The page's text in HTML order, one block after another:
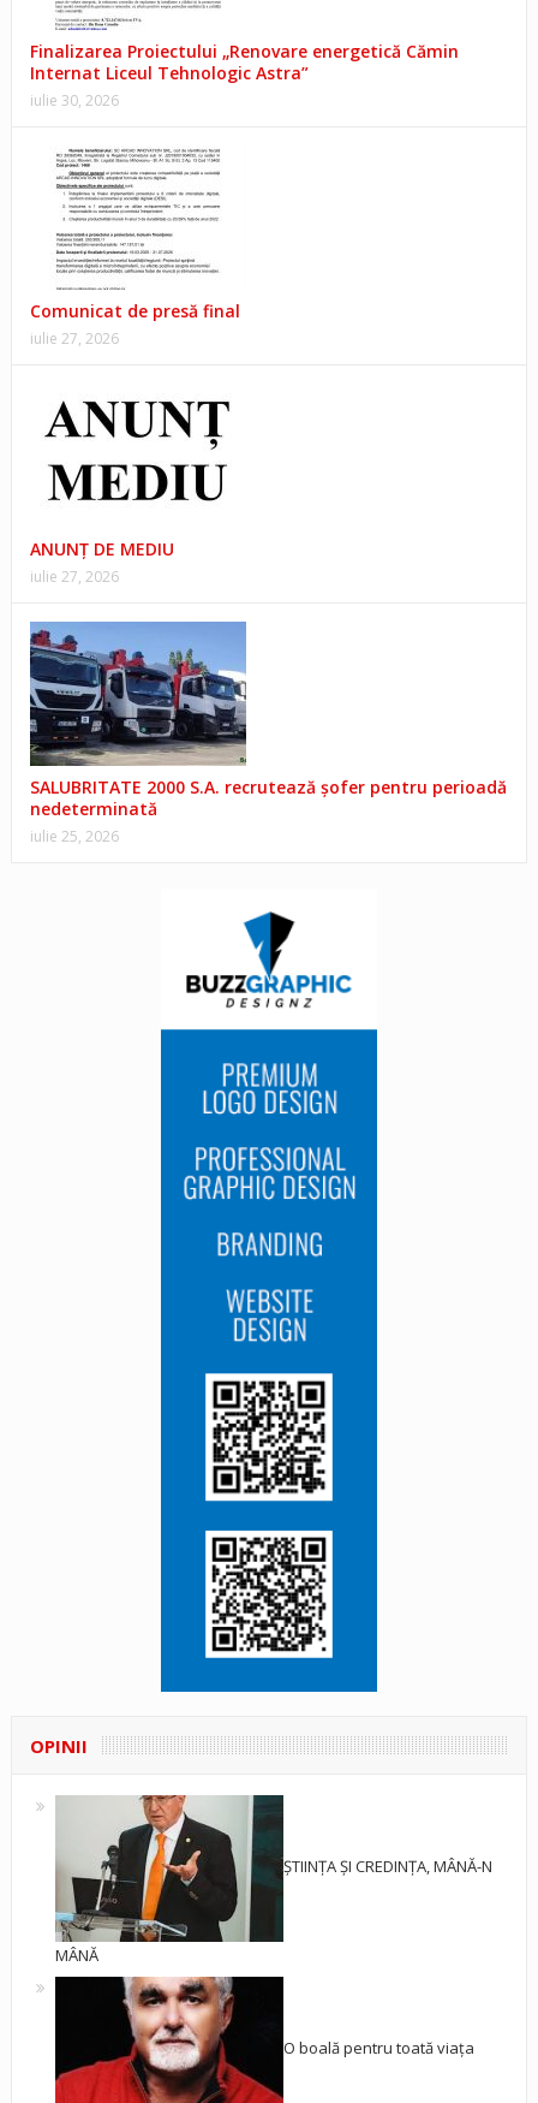
Finalizarea Proiectului „Renovare energetică Cămin
Internat Liceul Tehnologic Astra”
iulie 30, 2026
Comunicat de presă final
iulie 27, 2026
ANUNŢ DE MEDIU
iulie 27, 2026
SALUBRITATE 2000 S.A. recrutează șofer pentru perioadă
nedeterminată
iulie 25, 2026
OPINII
ȘTIINȚA ȘI CREDINȚA, MÂNĂ-N
MÂNĂ
O boală pentru toată viața